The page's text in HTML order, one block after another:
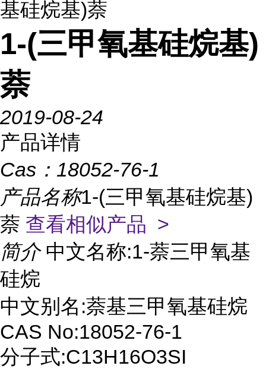
基硅烷基)萘
1-(三甲氧基硅烷基)
萘
2019-08-24
产品详情
Cas： 18052-76-1
产品名称1-(三甲氧基硅烷基)
萘 查看相似产品 >
简介 中文名称:1-萘三甲氧基
硅烷
中文别名:萘基三甲氧基硅烷
CAS No:18052-76-1
分子式:C13H16O3SI